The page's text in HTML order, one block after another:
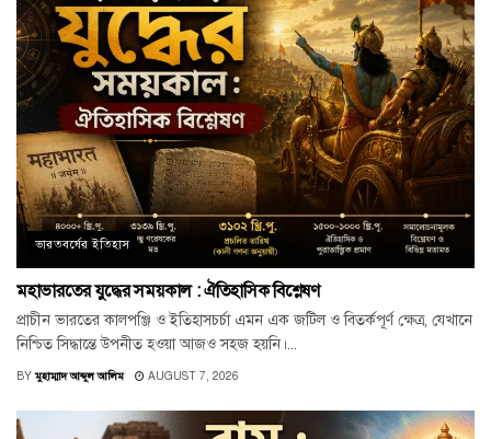
ভারতবর্ষের ইতিহাস
মহাভারতের যুদ্ধের সময়কাল : ঐতিহাসিক বিশ্লেষণ
প্রাচীন ভারতের কালপঞ্জি ও ইতিহাসচর্চা এমন এক জটিল ও বিতর্কপূর্ণ ক্ষেত্র, যেখানে
নিশ্চিত সিদ্ধান্তে উপনীত হওয়া আজও সহজ হয়নি।...
BY মুহাম্মাদ আব্দুল আলিম AUGUST 7, 2026